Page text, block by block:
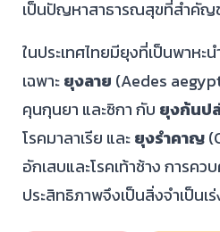
เป็นปัญหาสาธารณสุขที่สำคัญ
ในประเทศไทยมียุงที่เป็นพาหะ
เฉพาะยุงลาย (Aedes
คุนกุนยา และซิกา กับ ยุงก้นป
โรคมาลาเรีย และยุงรำคาญ
อักเสบและโรคเท้าช้าง การค
ประสิทธิภาพจึงเป็นสิ่งจำเป็น